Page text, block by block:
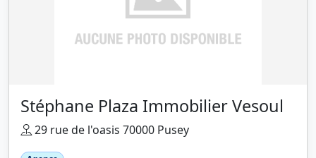
Stéphane Plaza Immobilier Vesoul
29 rue de l'oasis 70000 Pusey